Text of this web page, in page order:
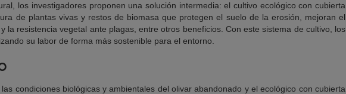
los investigadores proponen una solución intermedia: el cultivo ecológico con cubierta
de plantas vivas y restos de biomasa que protegen el suelo de la erosión, mejoran el
la resistencia vegetal ante plagas, entre otros beneficios. Con este sistema de cultivo, los
su labor de forma más sostenible para el entorno.
condiciones biológicas y ambientales del olivar abandonado y el ecológico con cubierta